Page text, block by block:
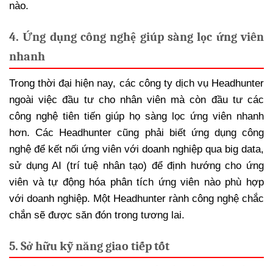
nào.
4. Ứng dụng công nghệ giúp sàng lọc ứng viên
nhanh
Trong thời đại hiện nay, các công ty dịch vụ Headhunter
ngoài việc đầu tư cho nhân viên mà còn đầu tư các
công nghệ tiên tiến giúp họ sàng lọc ứng viên nhanh
hơn. Các Headhunter cũng phải biết ứng dụng công
nghệ để kết nối ứng viên với doanh nghiệp qua big data,
sử dụng AI (trí tuệ nhân tạo) để định hướng cho ứng
viên và tự động hóa phân tích ứng viên nào phù hợp
với doanh nghiệp. Một Headhunter rành công nghệ chắc
chắn sẽ được săn đón trong tương lai.
5. Sở hữu kỹ năng giao tiếp tốt